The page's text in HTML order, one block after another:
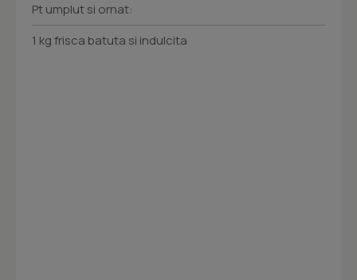
Pt umplut si ornat:
1 kg frisca batuta si indulcita